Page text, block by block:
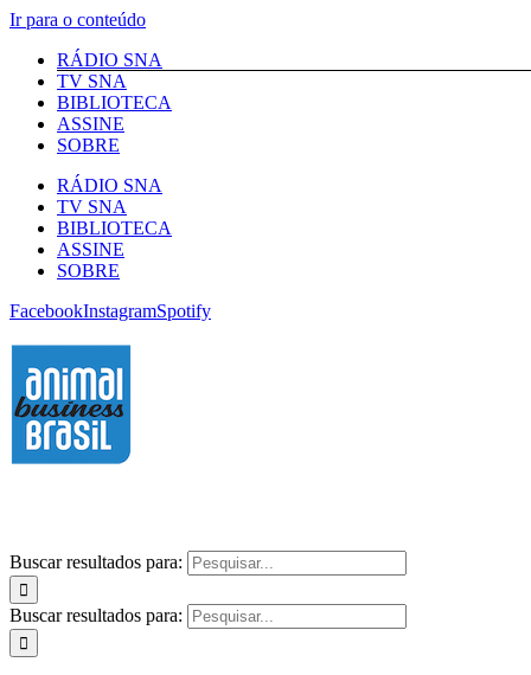
Ir para o conteúdo
RÁDIO SNA
TV SNA
BIBLIOTECA
ASSINE
SOBRE
RÁDIO SNA
TV SNA
BIBLIOTECA
ASSINE
SOBRE
FacebookInstagramSpotify
Buscar resultados para:
Buscar resultados para: